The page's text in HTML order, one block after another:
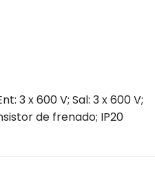
3 x 600 V; Sal: 3 x 600 V;
de frenado; IP20